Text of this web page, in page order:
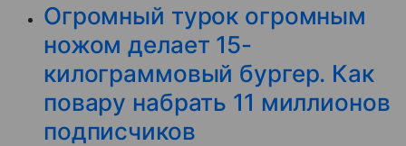
Огромный турок огромным
ножом делает 15-
килограммовый бургер. Как
повару набрать 11 миллионов
подписчиков